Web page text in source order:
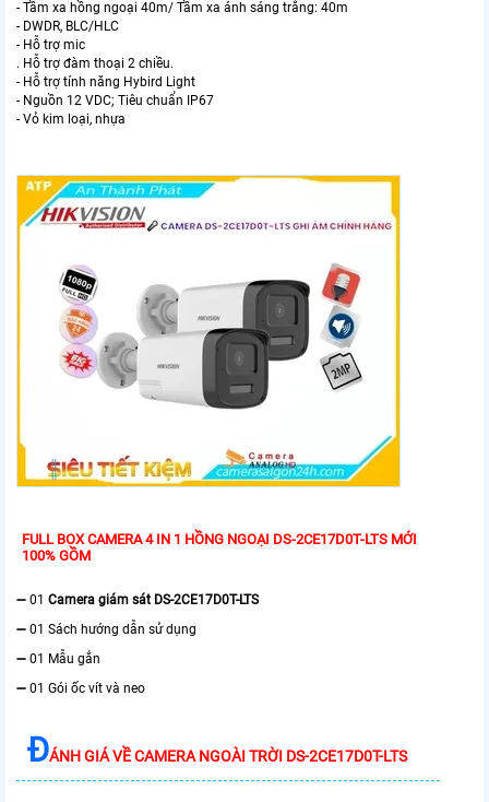
- Tầm xa hồng ngoại 40m/ Tầm xa ánh sáng trắng: 40m
- DWDR, BLC/HLC
- Hỗ trợ mic
. Hỗ trợ đàm thoại 2 chiều.
- Hỗ trợ tính năng Hybird Light
- Nguồn 12 VDC; Tiêu chuẩn IP67
- Vỏ kim loại, nhựa
FULL BOX CAMERA 4 IN 1 HỒNG NGOẠI DS-2CE17D0T-LTS MỚI
100% GỒM
➖ 01 Camera giám sát DS-2CE17D0T-LTS
➖ 01 Sách hướng dẫn sử dụng
➖ 01 Mẫu gắn
➖ 01 Gói ốc vít và neo
ĐÁNH GIÁ VỀ CAMERA NGOÀI TRỜI DS-2CE17D0T-LTS